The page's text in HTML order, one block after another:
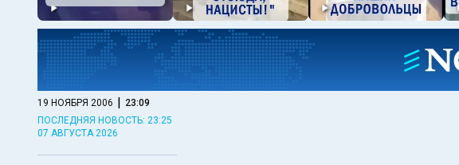
19 НОЯБРЯ 2006 | 23:09
ПОСЛЕДНЯЯ НОВОСТЬ: 23:25
07 АВГУСТА 2026